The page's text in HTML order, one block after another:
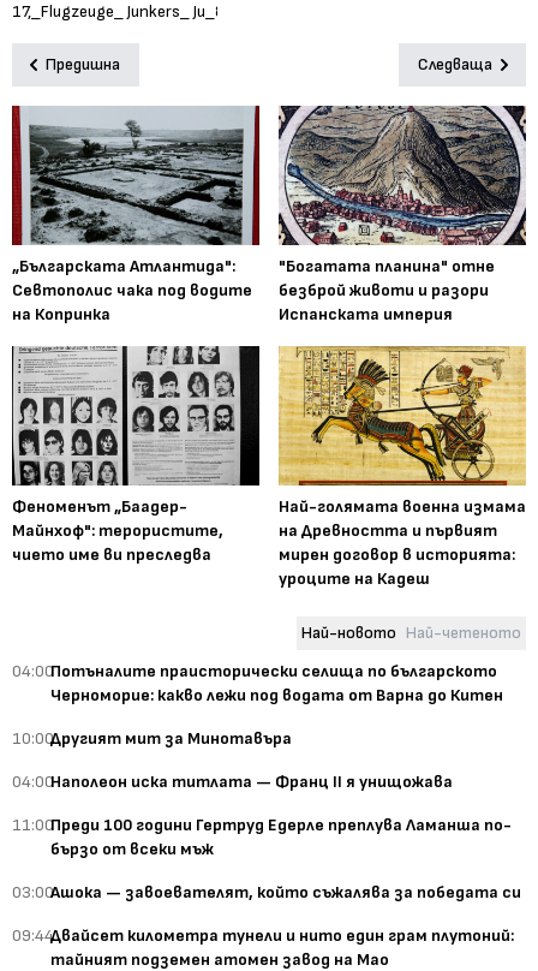
Предишна Следваща
„Българската Атлантида":
Севтополис чака под водите
на Копринка
"Богатата планина" отне
безброй животи и разори
Испанската империя
Феноменът „Баадер-
Майнхоф": терористите,
чието име ви преследва
Най-голямата военна измама
на Древността и първият
мирен договор в историята:
уроците на Кадеш
Най-новото Най-четеното
04:00Потъналите праисторически селища по българското
Черноморие: какво лежи под водата от Варна до Китен
10:00Другият мит за Минотавъра
04:00Наполеон иска титлата — Франц II я унищожава
11:00Преди 100 години Гертруд Едерле преплува Ламанша по-
бързо от всеки мъж
03:00Ашока — завоевателят, който съжалява за победата си
09:44Двайсет километра тунели и нито един грам плутоний:
тайният подземен атомен завод на Мао